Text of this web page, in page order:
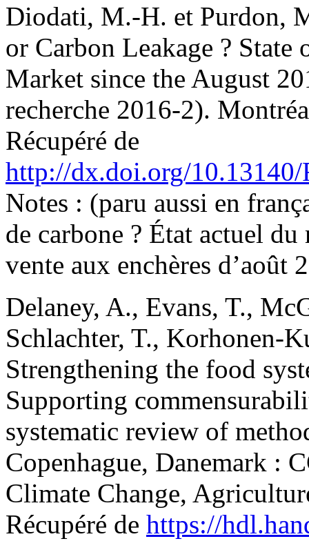
Diodati, M.-H. et Purdon,
or Carbon Leakage ?
Market since the August
recherche 2016-2).
Récupéré de
http://dx.doi.org/
Notes : (paru aussi en
de carbone ? État actuel
vente aux enchères d’août
Delaney, A., Evans, T.,
Schlachter, T., Korhonen-
Strengthening the food
Supporting
systematic review of
Copenhague, Danemark :
Climate Change,
Récupéré de https://